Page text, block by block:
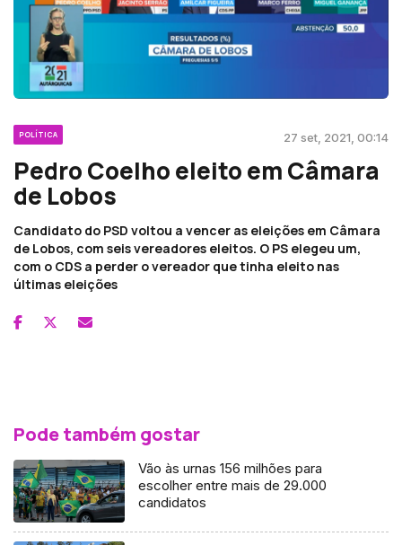
POLÍTICA 27 set, 2021, 00:14
Pedro Coelho eleito em Câmara
de Lobos
Candidato do PSD voltou a vencer as eleições em Câmara
de Lobos, com seis vereadores eleitos. O PS elegeu um,
com o CDS a perder o vereador que tinha eleito nas
últimas eleições
Pode também gostar
Vão às urnas 156 milhões para
escolher entre mais de 29.000
candidatos